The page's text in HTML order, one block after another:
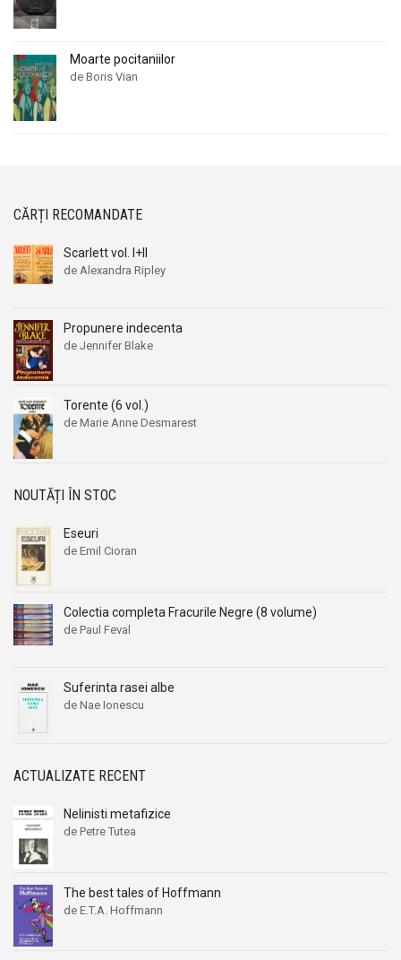
Moarte pocitaniilor
de Boris Vian
CĂRȚI RECOMANDATE
Scarlett vol. I+II
de Alexandra Ripley
Propunere indecenta
de Jennifer Blake
Torente (6 vol.)
de Marie Anne Desmarest
NOUTĂȚI ÎN STOC
Eseuri
de Emil Cioran
Colectia completa Fracurile Negre (8 volume)
de Paul Feval
Suferinta rasei albe
de Nae Ionescu
ACTUALIZATE RECENT
Nelinisti metafizice
de Petre Tutea
The best tales of Hoffmann
de E.T.A. Hoffmann